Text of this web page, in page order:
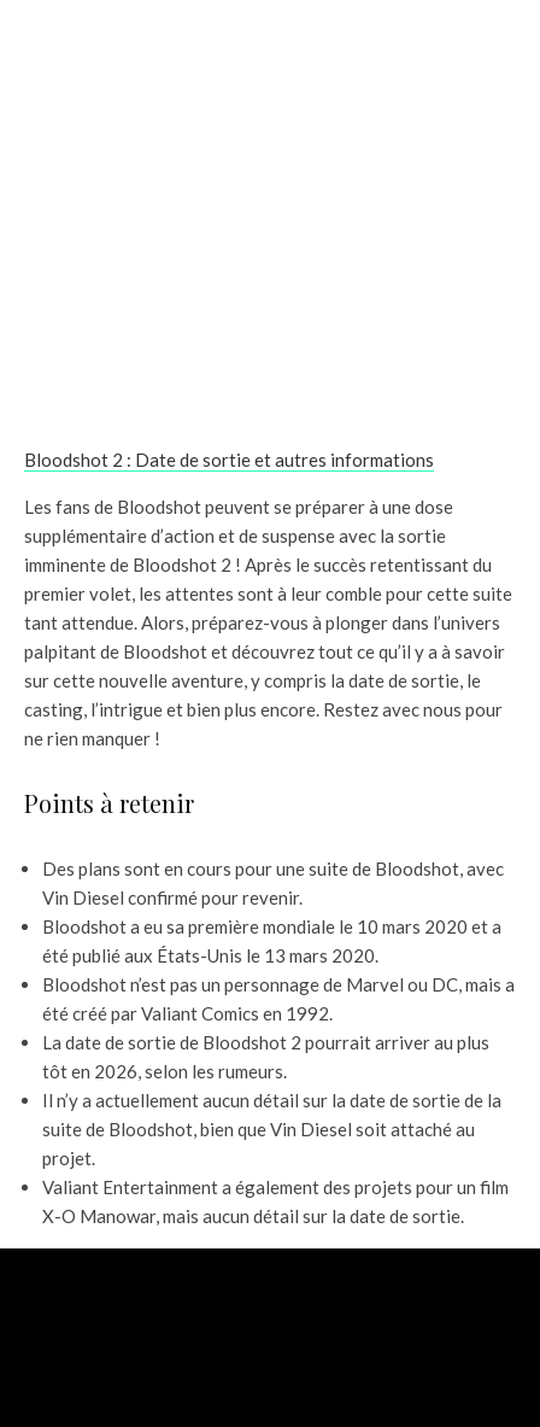
Bloodshot 2 : Date de sortie et autres informations
Les fans de Bloodshot peuvent se préparer à une dose
supplémentaire d’action et de suspense avec la sortie
imminente de Bloodshot 2 ! Après le succès retentissant du
premier volet, les attentes sont à leur comble pour cette suite
tant attendue. Alors, préparez-vous à plonger dans l’univers
palpitant de Bloodshot et découvrez tout ce qu’il y a à savoir
sur cette nouvelle aventure, y compris la date de sortie, le
casting, l’intrigue et bien plus encore. Restez avec nous pour
ne rien manquer !
Points à retenir
Des plans sont en cours pour une suite de Bloodshot, avec
Vin Diesel confirmé pour revenir.
Bloodshot a eu sa première mondiale le 10 mars 2020 et a
été publié aux États-Unis le 13 mars 2020.
Bloodshot n’est pas un personnage de Marvel ou DC, mais a
été créé par Valiant Comics en 1992.
La date de sortie de Bloodshot 2 pourrait arriver au plus
tôt en 2026, selon les rumeurs.
Il n’y a actuellement aucun détail sur la date de sortie de la
suite de Bloodshot, bien que Vin Diesel soit attaché au
projet.
Valiant Entertainment a également des projets pour un film
X-O Manowar, mais aucun détail sur la date de sortie.